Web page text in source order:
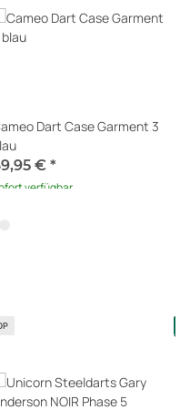
Dart Case Garment 3
€ *
verfügbar